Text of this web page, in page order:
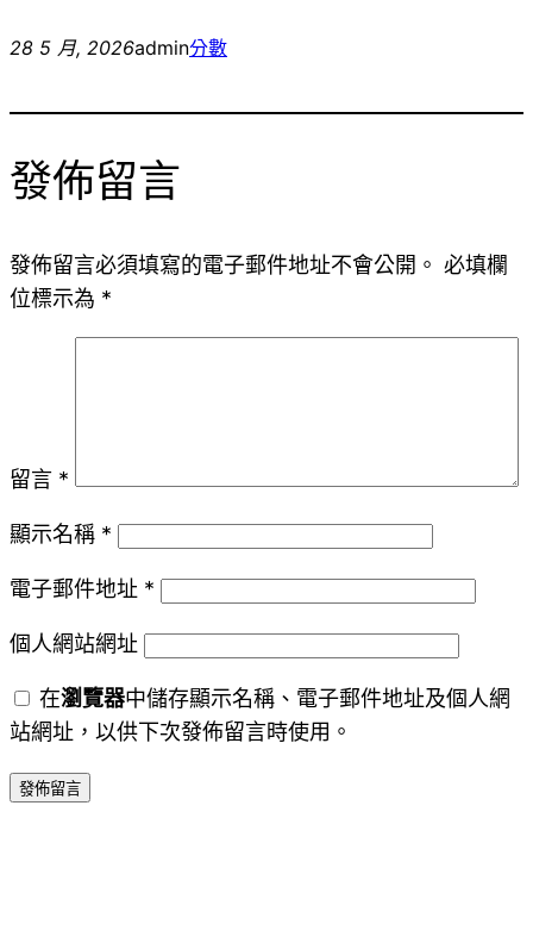
28 5 月, 2026admin分數
發佈留言
發佈留言必須填寫的電子郵件地址不會公開。 必填欄
位標示為 *
留言 *
顯示名稱 *
電子郵件地址 *
個人網站網址
在瀏覽器中儲存顯示名稱、電子郵件地址及個人網
站網址，以供下次發佈留言時使用。